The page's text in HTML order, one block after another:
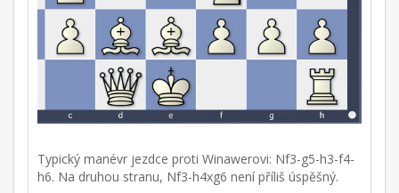
Typický manévr jezdce proti Winawerovi: Nf3-g5-h3-f4-
h6. Na druhou stranu, Nf3-h4xg6 není příliš úspěšný.